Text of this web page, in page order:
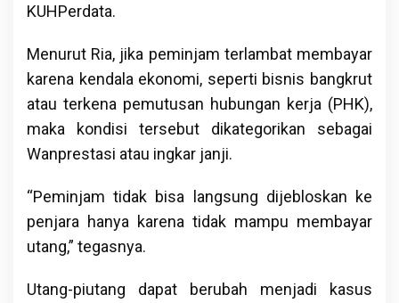
KUHPerdata.
Menurut Ria, jika peminjam terlambat membayar
karena kendala ekonomi, seperti bisnis bangkrut
atau terkena pemutusan hubungan kerja (PHK),
maka kondisi tersebut dikategorikan sebagai
Wanprestasi atau ingkar janji.
“Peminjam tidak bisa langsung dijebloskan ke
penjara hanya karena tidak mampu membayar
utang,” tegasnya.
Utang-piutang dapat berubah menjadi kasus